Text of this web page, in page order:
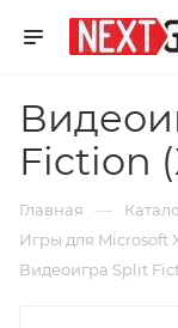
Fiction
Главная —
Игры для Microsoft
Видеоигра Split